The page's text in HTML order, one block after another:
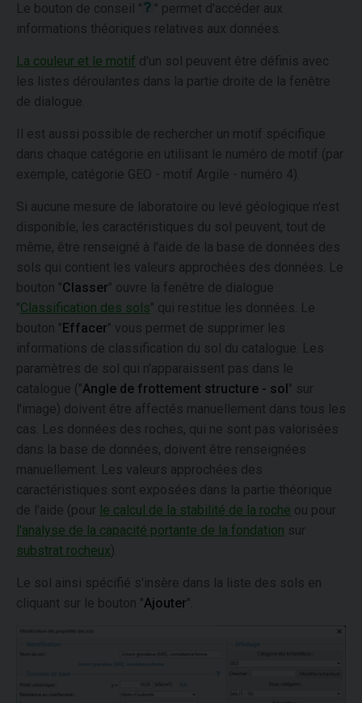
Le bouton de conseil "
" permet d'accéder aux
informations théoriques relatives aux données.
La couleur et le motif d'un sol peuvent être définis avec
les listes déroulantes dans la partie droite de la fenêtre
de dialogue.
Il est aussi possible de rechercher un motif spécifique
dans chaque catégorie en utilisant le numéro de motif (par
exemple, catégorie GEO - motif Argile - numéro 4).
Si aucune mesure de laboratoire ou levé géologique n'est
disponible, les caractéristiques du sol peuvent, tout de
même, être renseigné à l'aide de la base de données des
sols qui contient les valeurs approchées des données. Le
bouton "Classer" ouvre la fenêtre de dialogue
"Classification des sols" qui restitue les données. Le
bouton "Effacer" vous permet de supprimer les
informations de classification du sol du catalogue. Les
paramètres de sol qui n'apparaissent pas dans le
catalogue ("Angle de frottement structure - sol" sur
l'image) doivent être affectés manuellement dans tous les
cas. Les données des roches, qui ne sont pas valorisées
dans la base de données, doivent être renseignées
manuellement. Les valeurs approchées des
caractéristiques sont exposées dans la partie théorique
de l'aide (pour le calcul de la stabilité de la roche ou pour
l'analyse de la capacité portante de la fondation sur
substrat rocheux).
Le sol ainsi spécifié s'insère dans la liste des sols en
cliquant sur le bouton "Ajouter".